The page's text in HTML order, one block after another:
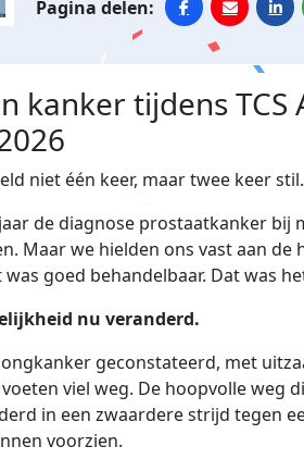
kanker tijdens TCS
niet één keer, maar twee keer stil.
de diagnose prostaatkanker bij
Maar we hielden ons vast aan
goed behandelbaar. Dat was
nu veranderd.
geconstateerd, met
viel weg. De hoopvolle weg
in een zwaardere strijd tegen
voorzien.